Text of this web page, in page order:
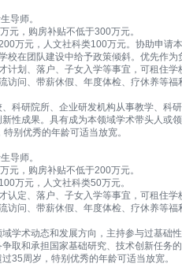
导师。
元，购房补贴不低于300万元。
万元，人文社科类100万元。协助申请
校在团队建设中给予政策倾斜。优先作
计划、落户、子女入学等事宜，可租住学
访问、带薪休假、年度体检、疗休养等福
科研院所、企业研发机构从事教学、科
性成果。具有成为本领域学术带头人或
别优秀的年龄可适当放宽。
导师。
元，购房补贴不低于200万元。
万元，人文社科类50万元。
认定、落户、子女入学等事宜，可租住学
访问、带薪休假、年度体检、疗休养等福
学术动态和发展方向，主持参与过基础
取和承担国家基础研究、技术创新任务
35周岁，特别优秀的年龄可适当放宽。